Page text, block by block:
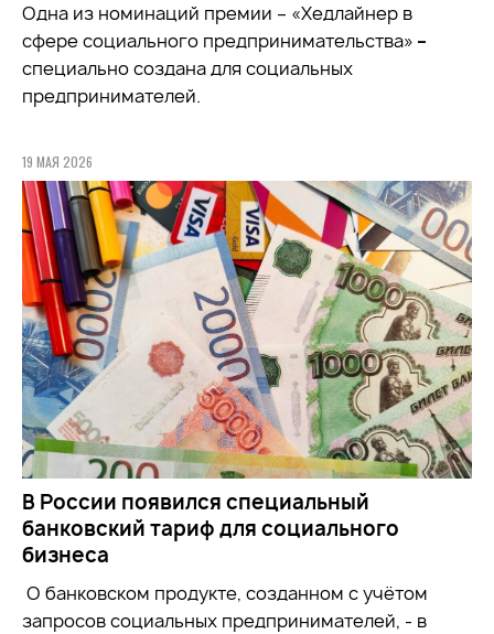
Одна из номинаций премии – «Хедлайнер в
сфере социального предпринимательства» –
специально создана для социальных
предпринимателей.
19 МАЯ 2026
В России появился специальный
банковский тариф для социального
бизнеса
О банковском продукте, созданном с учётом
запросов социальных предпринимателей, - в